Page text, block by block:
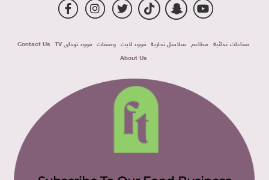
صناعات غذائية مطاعم سلاسل تجارية فوود لايت وصفات فوود توداى TV
Contact Us
About Us